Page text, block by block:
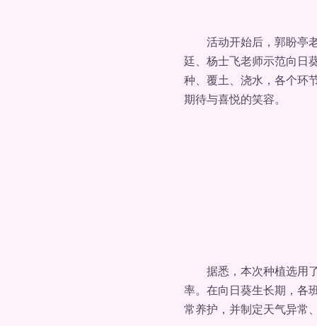
活动开始后，郭盼亭老
廷、杨士飞老师示范向日
种、覆土、浇水，各个环
期待与喜悦的笑容。
据悉，本次种植选用了
率。在向日葵生长期，各
常养护，并制定天气异常